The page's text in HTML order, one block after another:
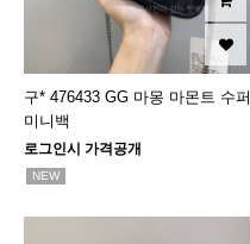
구* 476433 GG 마몽 마몬트 수퍼
미니백
로그인시 가격공개
NEW